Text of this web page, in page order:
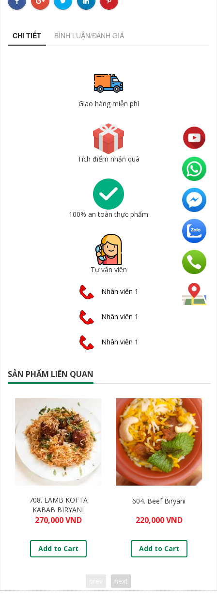
CHI TIẾT BÌNH LUẬN/ĐÁNH GIÁ
Giao hàng miễn phí
Tích điểm nhận quà
100% an toàn thực phẩm
Tư vấn viên
Nhân viên 1
Nhân viên 1
Nhân viên 1
SẢN PHẨM LIÊN QUAN
708. LAMB KOFTA
KABAB BIRYANI
270,000 VND
Add to Cart
604. Beef Biryani
220,000 VND
Add to Cart
next